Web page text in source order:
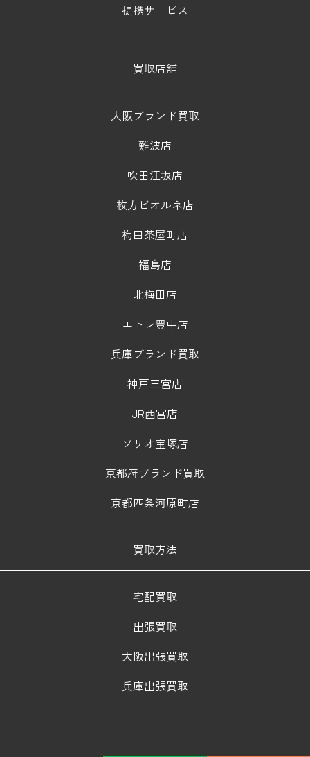
提携サービス
買取店舗
大阪ブランド買取
難波店
吹田江坂店
枚方ビオルネ店
梅田茶屋町店
福島店
北梅田店
エトレ豊中店
兵庫ブランド買取
神戸三宮店
JR西宮店
ソリオ宝塚店
京都府ブランド買取
京都四条河原町店
買取方法
宅配買取
出張買取
大阪出張買取
兵庫出張買取